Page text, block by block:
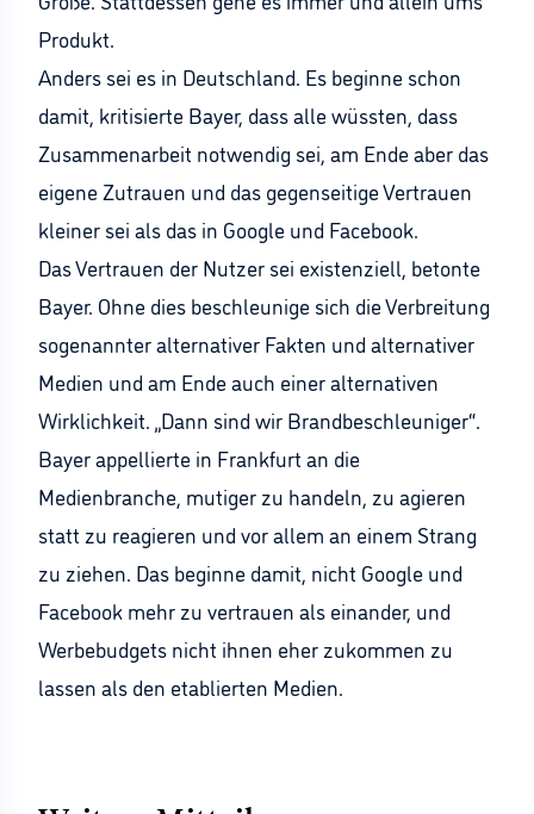
Produkt.
Anders sei es in Deutschland. Es beginne schon
damit, kritisierte Bayer, dass alle wüssten, dass
Zusammenarbeit notwendig sei, am Ende aber das
eigene Zutrauen und das gegenseitige Vertrauen
kleiner sei als das in Google und Facebook.
Das Vertrauen der Nutzer sei existenziell, betonte
Bayer. Ohne dies beschleunige sich die Verbreitung
sogenannter alternativer Fakten und alternativer
Medien und am Ende auch einer alternativen
Wirklichkeit. „Dann sind wir Brandbeschleuniger“.
Bayer appellierte in Frankfurt an die
Medienbranche, mutiger zu handeln, zu agieren
statt zu reagieren und vor allem an einem Strang
zu ziehen. Das beginne damit, nicht Google und
Facebook mehr zu vertrauen als einander, und
Werbebudgets nicht ihnen eher zukommen zu
lassen als den etablierten Medien.